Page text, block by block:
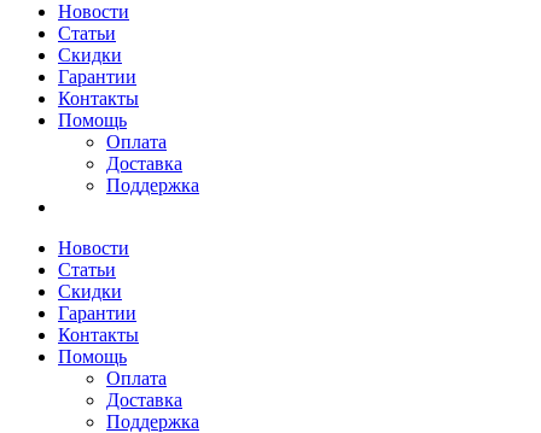
Новости
Статьи
Скидки
Гарантии
Контакты
Помощь
Оплата
Доставка
Поддержка
Новости
Статьи
Скидки
Гарантии
Контакты
Помощь
Оплата
Доставка
Поддержка